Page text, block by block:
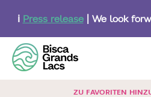
content
ℹ️ Press release| We look
ZU FAVORITEN